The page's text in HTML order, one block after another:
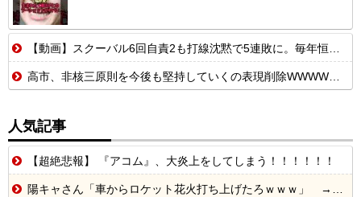
【動画】スクーバル6回自責2も打線沈黙で5連敗に。毎年恒例の苦しい時期に入るドジャースファン
高市、非核三原則を今後も堅持していくの表現削除WWWWWWWWWWWWWWWWWWWWWWWWWWWWWWWWWWWWWWWWWW
人気記事
【超絶悲報】 『アコム』、大炎上をしてしまう！！！！！！
陽キャさん「車からロケット花火打ち上げたろｗｗｗ」 → サンルーフが閉まっていて無事車内に発射